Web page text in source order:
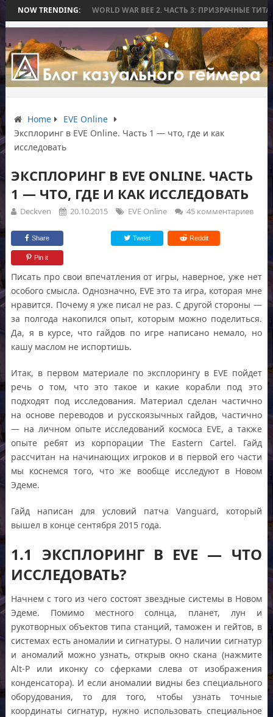
NOW TRENDING:
БИТВЫ WORLD WAR BEE 2. ЧАСТЬ 3: ПРИЗРАЧНЫЕ ТИТАНЫ И
Home
EVE Online
Эксплоринг в EVE Online. Часть 1 — что, где и как
исследовать
ЭКСПЛОРИНГ В EVE ONLINE. ЧАСТЬ
1 — ЧТО, ГДЕ И КАК ИССЛЕДОВАТЬ
Deckven 20.10.2015 EVE Online 45 комментариев
Share Tweet Reddit
Pin it
Писать про свои впечатления от игры, наверное, уже нет
особого смысла. Однозначно, EVE это та игра, которая мне
нравится. Почему я уже писал не раз. С другой стороны —
за полгода накопился опыт, которым можно поделиться.
Да, я в курсе, что гайдов по игре написано немало, но
кашу маслом не испортишь.
Итак, в первом материале по эксплорингу в EVE пойдет
речь о том, что это такое и какие корабли под это
подходят под исследования. Материал сделан частично
на основе переводов и русскоязычных гайдов, частично
— на личном опыте исследований космоса EVE, а также
опыте ребят из корпорации The Eastern Cartel. Гайд
рассчитан на начинающих игроков и в первой его части
мы коснемся того, что же вообще исследуют в Новом
Эдеме.
Гайд написан для условий патча Vanguard, который
вышел в конце сентября 2015 года.
1.1 ЭКСПЛОРИНГ В EVE — ЧТО
ИССЛЕДОВАТЬ?
Начнем с того из чего состоят звездные системы в Новом
Эдеме. Помимо местного солнца, планет, лун и
рукотворных объектов типа станций, таможен и гейтов, в
системах есть аномалии и сигнатуры. О наличии сигнатур
и аномалий можно узнать, открыв окно скана (нажмите
Alt-P или иконку со сферками слева от изображения
конденсатора). И если аномалии видны без специального
оборудования, то для того, чтобы узнать точные
координаты сигнатур, нужно использовать специальное